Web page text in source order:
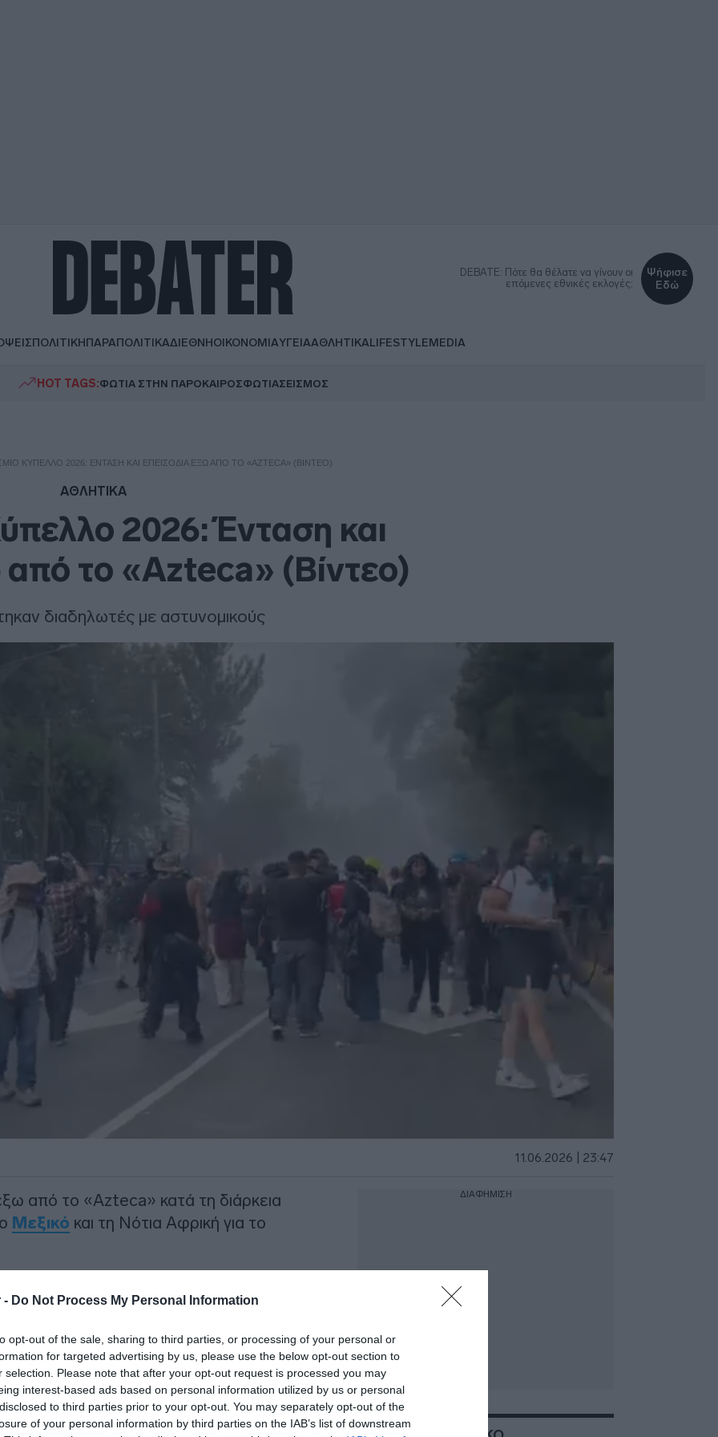
- Do Not Process My Personal Information
opt-out of the sale, sharing to third parties, or processing of your personal or
for targeted advertising by us, please use the below opt-out section to
selection. Please note that after your opt-out request is processed you may
interest-based ads based on personal information utilized by us or personal
to third parties prior to your opt-out. You may separately opt-out of the
of your personal information by third parties on the IAB’s list of downstream
DEBATE: Πότε θα θέλατε να γίνουν οι
επόμενες εθνικές εκλογές;
Ψήφισε
Εδώ
ΠΟΛΙΤΙΚΗΠΑΡΑΠΟΛΙΤΙΚΑΔΙΕΘΝΗΟΙΚΟΝΟΜΙΑΥΓΕΙΑΑΘΛΗΤΙΚΑLIFESTYLEMEDIA
HOT TAGS:ΦΩΤΙΑ ΣΤΗΝ ΠΑΡΟΚΑΙΡΟΣΦΩΤΙΑΣΕΙΣΜΟΣ
ΚΎΠΕΛΛΟ 2026: ΈΝΤΑΣΗ ΚΑΙ ΕΠΕΙΣΌΔΙΑ ΈΞΩ ΑΠΌ ΤΟ «AZTECA» (ΒΊΝΤΕΟ)
ΑΘΛΗΤΙΚΑ
2026: Ένταση και
από το «Azteca» (Βίντεο)
διαδηλωτές με αστυνομικούς
11.06.2026 | 23:47
από το «Azteca» κατά τη διάρκεια
Μεξικό και τη Νότια Αφρική για το
με αστυνομικούς ζητώντας
που ταλανίζουν την χώρα.
ΔΙΑΦΗΜΙΣΗ